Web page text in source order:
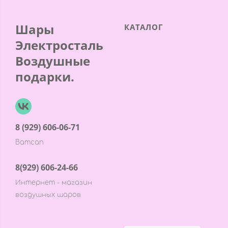
Шары
Электросталь
Воздушные
подарки.
8 (929) 606-06-71
Ватсап
8(929) 606-24-66
Интернет - магазин
воздушных шаров
КАТАЛОГ